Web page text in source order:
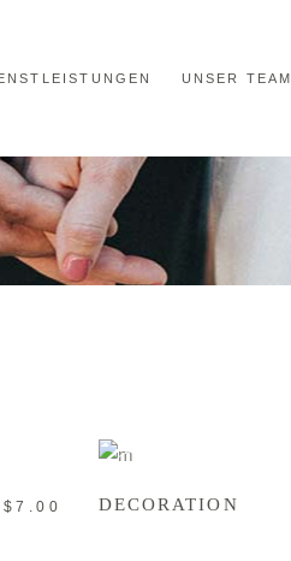
UNSER TEAM
$7.00 DECORATION